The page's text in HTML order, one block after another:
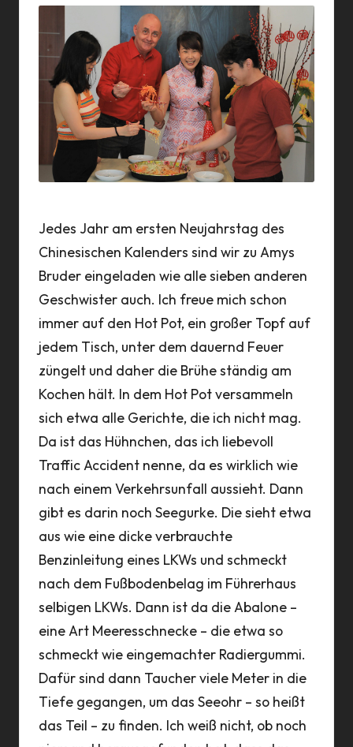
n
n
Jedes Jahr am ersten Neujahrstag des
Chinesischen Kalenders sind wir zu Amys
Bruder eingeladen wie alle sieben anderen
Geschwister auch. Ich freue mich schon
immer auf den Hot Pot, ein großer Topf auf
jedem Tisch, unter dem dauernd Feuer
züngelt und daher die Brühe ständig am
Kochen hält. In dem Hot Pot versammeln
sich etwa alle Gerichte, die ich nicht mag.
Da ist das Hühnchen, das ich liebevoll
Traffic Accident nenne, da es wirklich wie
nach einem Verkehrsunfall aussieht. Dann
gibt es darin noch Seegurke. Die sieht etwa
aus wie eine dicke verbrauchte
Benzinleitung eines LKWs und schmeckt
nach dem Fußbodenbelag im Führerhaus
selbigen LKWs. Dann ist da die Abalone –
eine Art Meeresschnecke – die etwa so
schmeckt wie eingemachter Radiergummi.
Dafür sind dann Taucher viele Meter in die
Tiefe gegangen, um das Seeohr – so heißt
das Teil – zu finden. Ich weiß nicht, ob noch